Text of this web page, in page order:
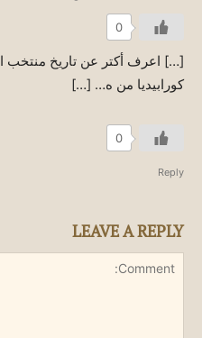
0
[…] اعرف أكتر عن تاريخ منتخب
كورابيديا من ه… […]
0
Reply
LEAVE A REPLY